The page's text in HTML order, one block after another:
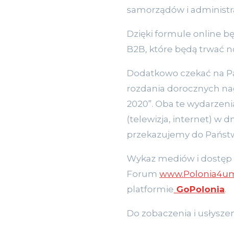
samorządów i
Dzięki formule online
B2B, które będą trwać
Dodatkowo czekać na
rozdania dorocznych
2020”. Oba te
(telewizja, internet) w
przekazujemy do
Wykaz mediów i dostęp
Forum
platformie GoPolonia.
Do zobaczenia i